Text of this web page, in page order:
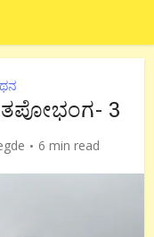
3
6 min read